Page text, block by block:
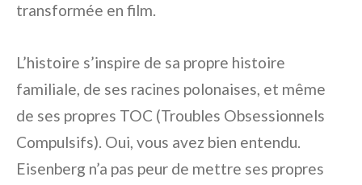
transformée en film.
L’histoire s’inspire de sa propre histoire
familiale, de ses racines polonaises, et même
de ses propres TOC (Troubles Obsessionnels
Compulsifs). Oui, vous avez bien entendu.
Eisenberg n’a pas peur de mettre ses propres